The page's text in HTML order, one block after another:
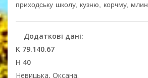
приходську школу, кузню, корчму, млин.
Додаткові дані:
К 79.140.67
Н 40
Невицька, Оксана.